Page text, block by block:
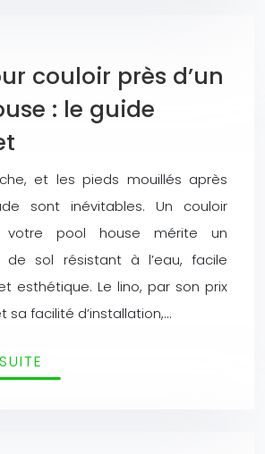
couloir près d’un
: le guide
et les pieds mouillés après
sont inévitables. Un couloir
pool house mérite un
de sol résistant à l’eau, facile
esthétique. Le lino, par son prix
sa facilité d’installation,…